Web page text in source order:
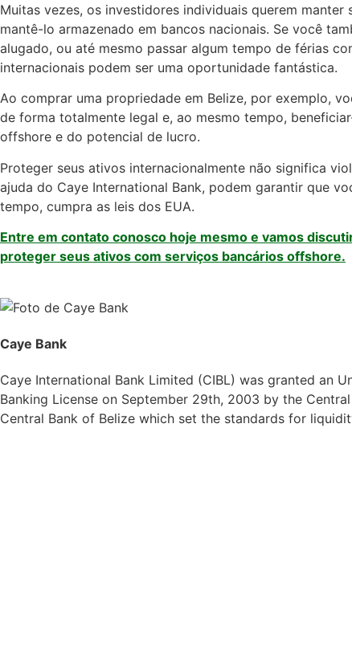
Muitas vezes, os investidores individuais querem
mantê-lo armazenado em bancos nacionais. Se você
alugado, ou até mesmo passar algum tempo de férias
internacionais podem ser uma oportunidade fantástica.
Ao comprar uma propriedade em Belize, por exemplo,
de forma totalmente legal e, ao mesmo tempo,
offshore e do potencial de lucro.
Proteger seus ativos internacionalmente não significa
ajuda do Caye International Bank, podem garantir que
tempo, cumpra as leis dos EUA.
Entre em contato conosco hoje mesmo e vamos
proteger seus ativos com serviços bancários offshore.
Caye Bank
Caye International Bank Limited (CIBL) was granted an
Banking License on September 29th, 2003 by the
Central Bank of Belize which set the standards for